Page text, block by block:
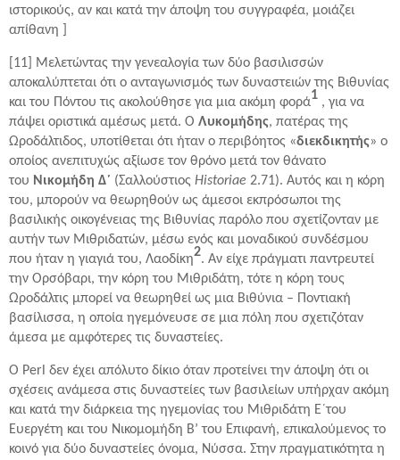
ιστορικούς, αν και κατά την άποψη του συγγραφέα, μοιάζει
απίθανη ]
[11] Μελετώντας την γενεαλογία των δύο βασιλισσών
αποκαλύπτεται ότι ο ανταγωνισμός των δυναστειών της Βιθυνίας
και του Πόντου τις ακολούθησε για μια ακόμη φορά1 , για να
πάψει οριστικά αμέσως μετά. Ο Λυκομήδης, πατέρας της
Ωροδάλτιδος, υποτίθεται ότι ήταν ο περιβόητος «διεκδικητής» ο
οποίος ανεπιτυχώς αξίωσε τον θρόνο μετά τον θάνατο
του Νικομήδη Δ´ (Σαλλούστιος Historiae 2.71). Αυτός και η κόρη
του, μπορούν να θεωρηθούν ως άμεσοι εκπρόσωποι της
βασιλικής οικογένειας της Βιθυνίας παρόλο που σχετίζονταν με
αυτήν των Μιθριδατών, μέσω ενός και μοναδικού συνδέσμου
που ήταν η γιαγιά του, Λαοδίκη2. Αν είχε πράγματι παντρευτεί
την Ορσόβαρι, την κόρη του Μιθριδάτη, τότε η κόρη τους
Ωροδάλτις μπορεί να θεωρηθεί ως μια Βιθύνια – Ποντιακή
βασίλισσα, η οποία ηγεμόνευσε σε μια πόλη που σχετιζόταν
άμεσα με αμφότερες τις δυναστείες.
O Perl δεν έχει απόλυτο δίκιο όταν προτείνει την άποψη ότι οι
σχέσεις ανάμεσα στις δυναστείες των βασιλείων υπήρχαν ακόμη
και κατά την διάρκεια της ηγεμονίας του Μιθριδάτη Ε´του
Ευεργέτη και του Νικομομήδη Β’ του Επιφανή, επικαλούμενος το
κοινό για δύο δυναστείες όνομα, Νύσσα. Στην πραγματικότητα η